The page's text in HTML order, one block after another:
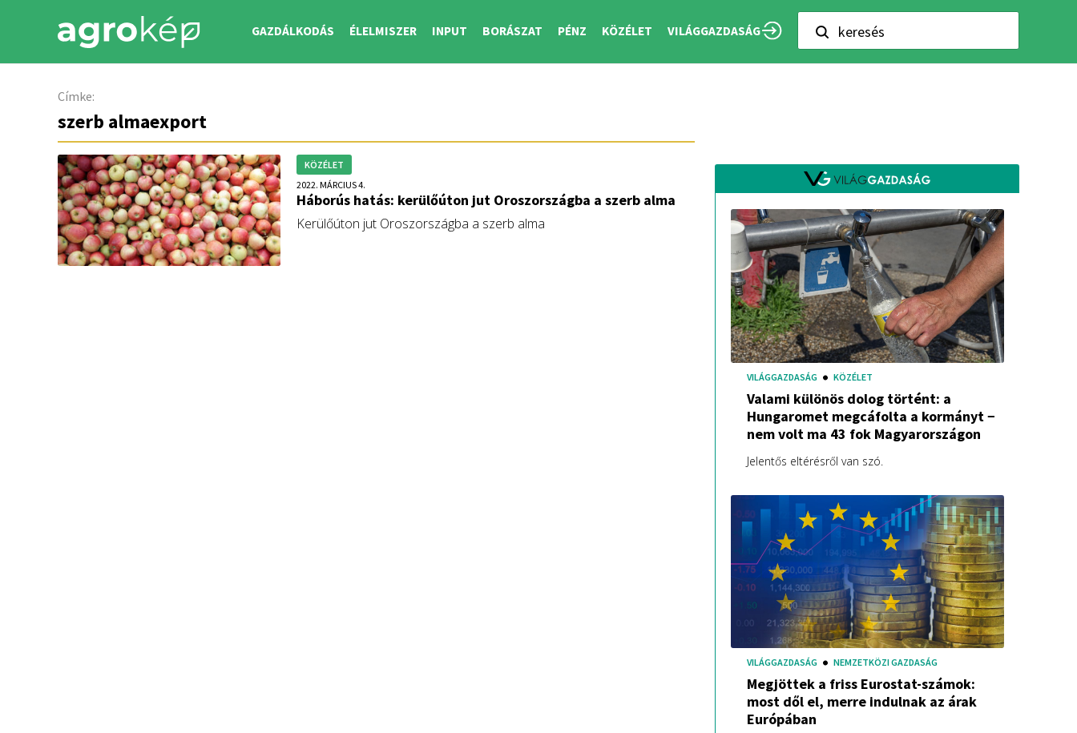
GAZDÁLKODÁS ÉLELMISZER INPUT BORÁSZAT PÉNZ KÖZÉLET VILÁGGAZDASÁG keresés
Címke:
szerb almaexport
KÖZÉLET
2022. MÁRCIUS 4.
Háborús hatás: kerülőúton jut Oroszországba a szerb alma
Kerülőúton jut Oroszországba a szerb alma
VILÁGGAZDASÁG KÖZÉLET
Valami különös dolog történt: a
Hungaromet megcáfolta a kormányt −
nem volt ma 43 fok Magyarországon
Jelentős eltérésről van szó.
VILÁGGAZDASÁG NEMZETKÖZI GAZDASÁG
Megjöttek a friss Eurostat-számok:
most dől el, merre indulnak az árak
Európában